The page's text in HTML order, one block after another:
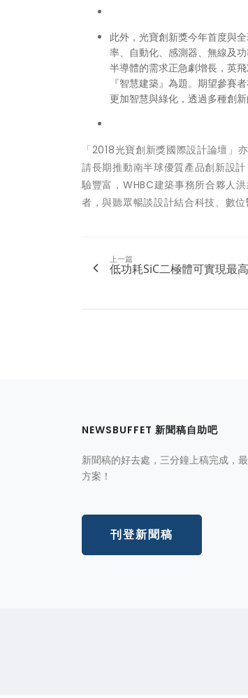
此外，光寶創新獎今年首度與
率、自動化、感測器、無線及
半導體的需求正急劇增長，英
『智慧建築』為題。期望參賽
更加智慧與綠化，透過多種創
「2018光寶創新獎國際設計論壇」
請長期推動南半球優質產品創新設
驗豐富，WHBC建築事務所合夥人
者，與聽眾暢談設計結合科技、數位
上一篇
低功耗SiC二極體可實現最
NEWSBUFFET 新聞稿自助吧
新聞稿的好去處，三分鐘上稿完成，
方案！
刊登新聞稿